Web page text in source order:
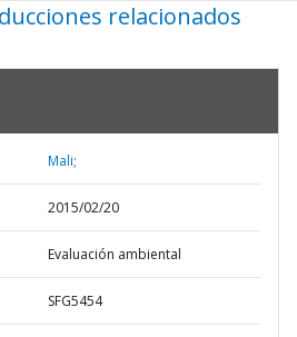
relacionados
Mali;
2015/02/20
Evaluación ambiental
SFG5454